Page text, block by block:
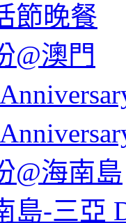
節晚餐
@澳門
@海南島
島-三亞